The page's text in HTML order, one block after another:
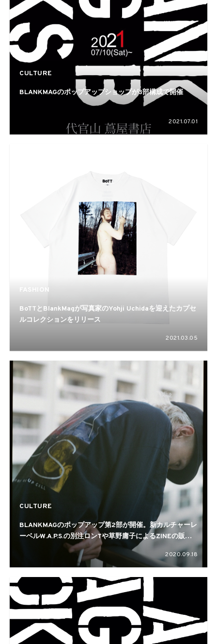
CULTURE
BLANKMAGのポップアップショップが3部構成で開催
2021.07.01
FASHION
BoTTとBlankMagが写真家のYohji Uchidaを迎えたカプセ
ルコレクションをリリース
2021.03.05
CULTURE
BLANKMAGのポップアップ第2部が開催。新カルチャーレ
ーベルW.A.P.S.の別注ロンTや草野庸子によるZINEの販売
2020.09.18